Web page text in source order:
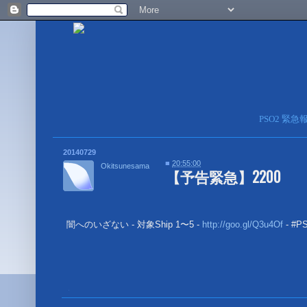
PSO2 緊急
20140729
【予告緊急】2200
闇へのいざない - 対象Ship 1〜5 - http://goo.gl/Q3u4Of -
Okitsunesama ■20:55:00